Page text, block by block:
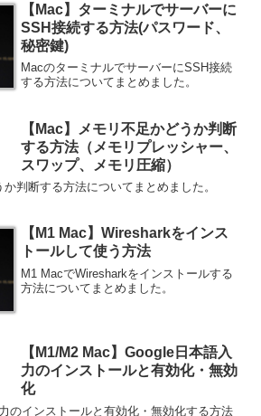
【Mac】ターミナルでサーバーに
SSH接続する方法(パスワード、
秘密鍵)
MacのターミナルでサーバーにSSH接続
する方法についてまとめました。
【Mac】メモリ不足かどうか判断
する方法（メモリプレッシャー、
スワップ、メモリ圧縮）
判断する方法についてまとめました。
【M1 Mac】Wiresharkをインス
トールして使う方法
M1 MacでWiresharkをインストールする
方法についてまとめました。
【M1/M2 Mac】Google日本語入
力のインストールと有効化・無効
化
のインストールと有効化・無効化する方法